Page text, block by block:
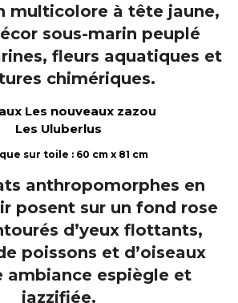
Les nouveaux zazou
Les Uluberlus
sur toile : 60 cm x 81 cm